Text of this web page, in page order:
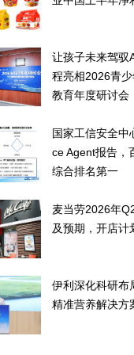
让孩子未来驾驭
程亮相2026青
教育年度研讨会
国家工信安全中
ce Agent报告，
综合排名第一
麦当劳2026年
及预期，开店计
伊利深化科研布
精准营养解决方